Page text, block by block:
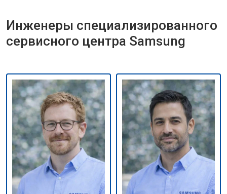
Инженеры специализированного
сервисного центра Samsung